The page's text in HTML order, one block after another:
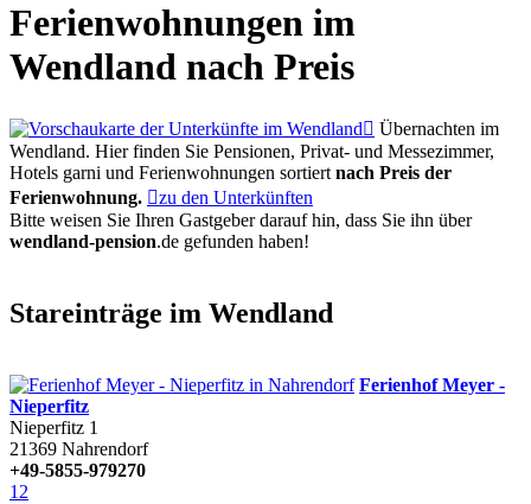
Ferienwohnungen im
Wendland nach Preis
 Übernachten im
Wendland. Hier finden Sie Pensionen, Privat- und Messezimmer,
Hotels garni und Ferienwohnungen sortiert nach Preis der
Ferienwohnung. zu den Unterkünften
Bitte weisen Sie Ihren Gastgeber darauf hin, dass Sie ihn über
wendland-pension.de gefunden haben!
Stareinträge im Wendland
Ferienhof Meyer -
Nieperfitz
Nieperfitz 1
21369 Nahrendorf
+49-5855-979270
12